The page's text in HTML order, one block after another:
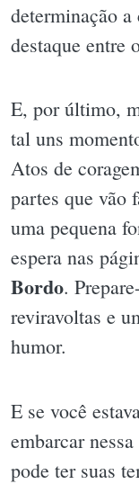
determinação
destaque entre
E, por último,
tal uns
Atos de
partes que vão
uma pequena
espera nas
Bordo.
reviravoltas e
humor.
E se você
embarcar
pode ter suas